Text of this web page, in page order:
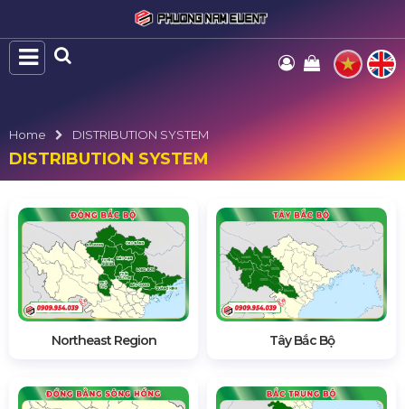
Home DISTRIBUTION SYSTEM
DISTRIBUTION SYSTEM
Northeast Region Tây Bắc Bộ